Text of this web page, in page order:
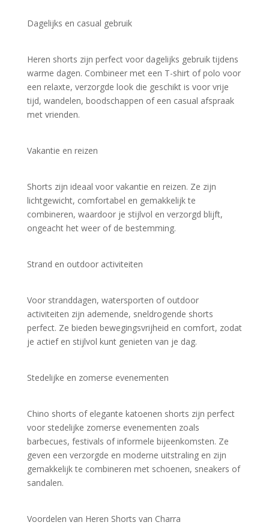
Dagelijks en casual gebruik
Heren shorts zijn perfect voor dagelijks gebruik tijdens
warme dagen. Combineer met een T-shirt of polo voor
een relaxte, verzorgde look die geschikt is voor vrije
tijd, wandelen, boodschappen of een casual afspraak
met vrienden.
Vakantie en reizen
Shorts zijn ideaal voor vakantie en reizen. Ze zijn
lichtgewicht, comfortabel en gemakkelijk te
combineren, waardoor je stijlvol en verzorgd blijft,
ongeacht het weer of de bestemming.
Strand en outdoor activiteiten
Voor stranddagen, watersporten of outdoor
activiteiten zijn ademende, sneldrogende shorts
perfect. Ze bieden bewegingsvrijheid en comfort, zodat
je actief en stijlvol kunt genieten van je dag.
Stedelijke en zomerse evenementen
Chino shorts of elegante katoenen shorts zijn perfect
voor stedelijke zomerse evenementen zoals
barbecues, festivals of informele bijeenkomsten. Ze
geven een verzorgde en moderne uitstraling en zijn
gemakkelijk te combineren met schoenen, sneakers of
sandalen.
Voordelen van Heren Shorts van Charra